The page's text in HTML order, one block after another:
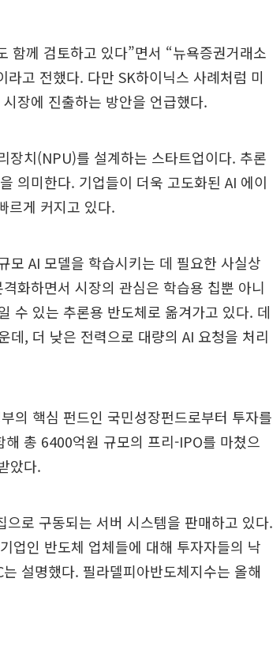
함께 검토하고 있다”면서 “뉴욕증권거래소
고 전했다. 다만 SK하이닉스 사례처럼 미
장에 진출하는 방안을 언급했다.
장치(NPU)를 설계하는 스타트업이다. 추론
의미한다. 기업들이 더욱 고도화된 AI 에이
르게 커지고 있다.
모 AI 모델을 학습시키는 데 필요한 사실상
화하면서 시장의 관심은 학습용 칩뿐 아니
수 있는 추론용 반도체로 옮겨가고 있다. 데
데, 더 낮은 전력으로 대량의 AI 요청을 처리
의 핵심 펀드인 국민성장펀드로부터 투자를
총 6400억원 규모의 프리-IPO를 마쳤으
았다.
로 구동되는 서버 시스템을 판매하고 있다.
업인 반도체 업체들에 대해 투자자들의 낙
설명했다. 필라델피아반도체지수는 올해